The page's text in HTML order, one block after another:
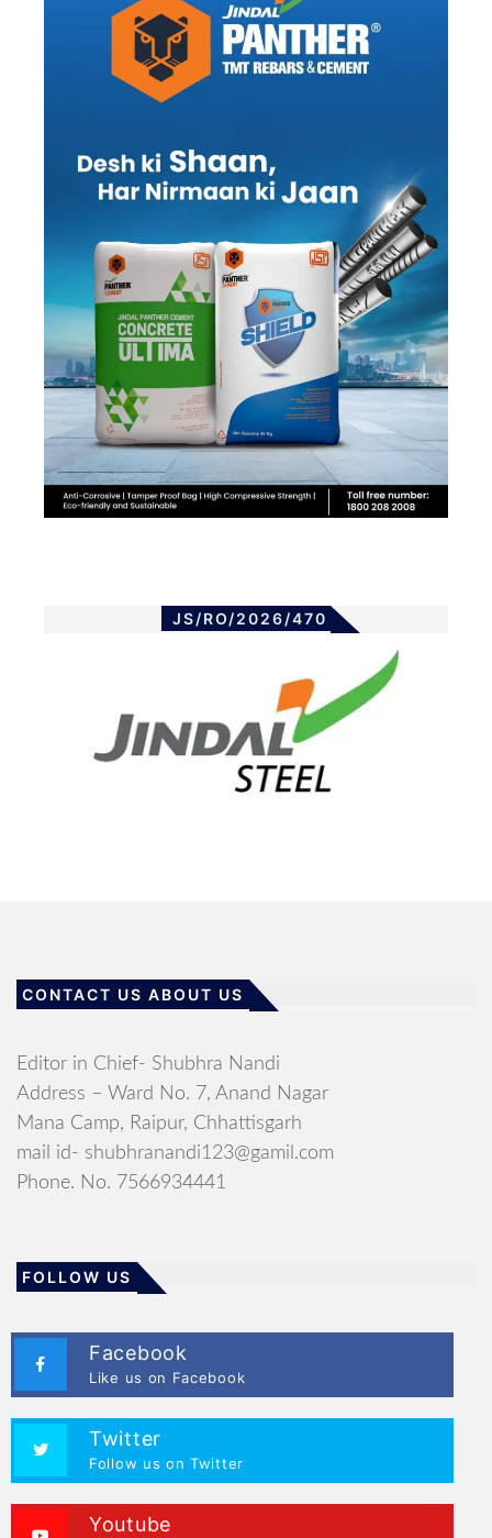
JS/RO/2026/470
CONTACT US ABOUT US
Editor in Chief- Shubhra Nandi
Address – Ward No. 7, Anand Nagar
Mana Camp, Raipur, Chhattisgarh
mail id- shubhranandi123@gamil.com
Phone. No. 7566934441
FOLLOW US
Facebook
Like us on Facebook
Twitter
Follow us on Twitter
Youtube